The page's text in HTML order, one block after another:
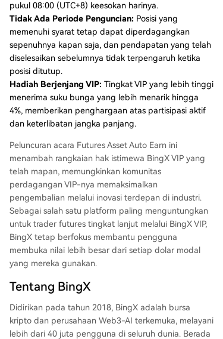
pukul 08:00 (UTC+8) keesokan harinya.
Tidak Ada Periode Penguncian: Posisi yang
memenuhi syarat tetap dapat diperdagangkan
sepenuhnya kapan saja, dan pendapatan yang telah
diselesaikan sebelumnya tidak terpengaruh ketika
posisi ditutup.
Hadiah Berjenjang VIP: Tingkat VIP yang lebih tinggi
menerima suku bunga yang lebih menarik hingga
4%, memberikan penghargaan atas partisipasi aktif
dan keterlibatan jangka panjang.
Peluncuran acara Futures Asset Auto Earn ini
menambah rangkaian hak istimewa BingX VIP yang
telah mapan, memungkinkan komunitas
perdagangan VIP-nya memaksimalkan
pengembalian melalui inovasi terdepan di industri.
Sebagai salah satu platform paling menguntungkan
untuk trader futures tingkat lanjut melalui BingX VIP,
BingX tetap berfokus membantu pengguna
membuka nilai lebih besar dari setiap dolar modal
yang mereka gunakan.
Tentang BingX
Didirikan pada tahun 2018, BingX adalah bursa
kripto dan perusahaan Web3-AI terkemuka, melayani
lebih dari 40 juta pengguna di seluruh dunia. Berada